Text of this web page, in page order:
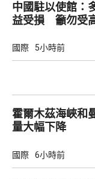
中國駐以使館：
益受損 籲勿受
國際 5小時前
霍爾木茲海峽和
量大幅下降
國際 6小時前